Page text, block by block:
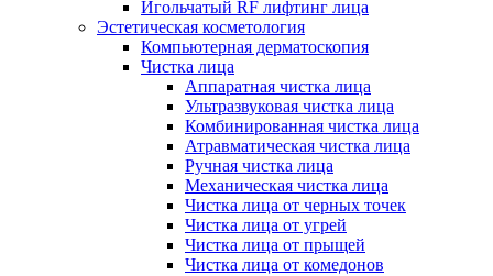
Игольчатый RF лифтинг лица
Эстетическая косметология
Компьютерная дерматоскопия
Чистка лица
Аппаратная чистка лица
Ультразвуковая чистка лица
Комбинированная чистка лица
Атравматическая чистка лица
Ручная чистка лица
Механическая чистка лица
Чистка лица от черных точек
Чистка лица от угрей
Чистка лица от прыщей
Чистка лица от комедонов